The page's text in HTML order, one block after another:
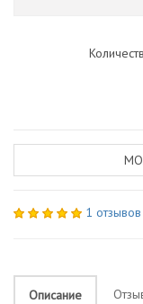
1 отзывов
Описание